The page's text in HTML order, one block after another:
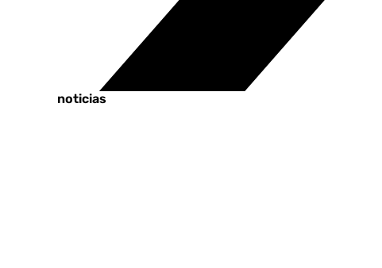
Últimas noticias